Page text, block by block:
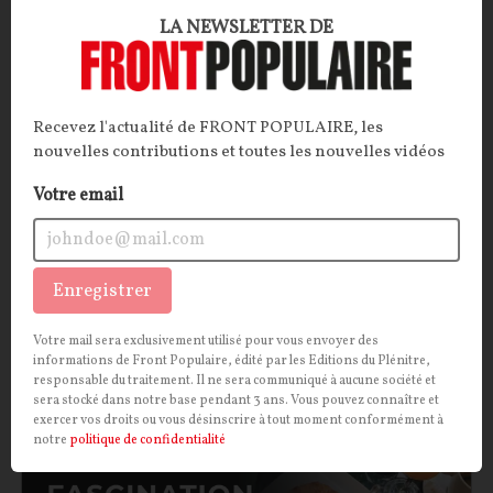
Les affinités inavouables : Mitterrand et Ernst
avec un écrivain nationaliste allemand, ancien
officier de la Wehrmacht en poste à l’hôtel Majestic
durant l’Occupation ? Il semblerait bien que oui.
Troublante fascination que celle de François
Mitterrand pour Ernst Jünger…
CULTUREISLAM
LA NEWSLETTER DE
Recevez l'actualité de FRONT POPULAIRE, les
nouvelles contributions et toutes les nouvelles vidéos
Votre email
Enregistrer
Votre mail sera exclusivement utilisé pour vous envoyer des
informations de Front Populaire, édité par les Editions du Plénitre,
responsable du traitement. Il ne sera communiqué à aucune société et
sera stocké dans notre base pendant 3 ans. Vous pouvez connaître et
exercer vos droits ou vous désinscrire à tout moment conformément à
notre politique de confidentialité